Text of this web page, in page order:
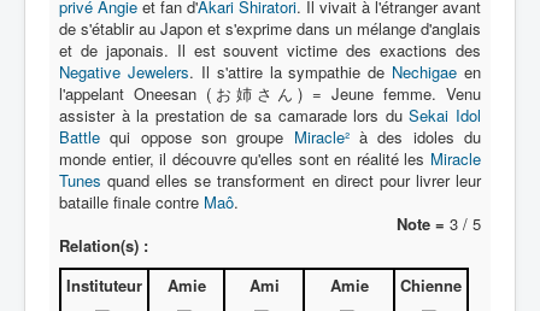
privé Angie et fan d'Akari Shiratori. Il vivait à l'étranger avant
de s'établir au Japon et s'exprime dans un mélange d'anglais
et de japonais. Il est souvent victime des exactions des
Negative Jewelers. Il s'attire la sympathie de Nechigae en
l'appelant Oneesan (お姉さん) = Jeune femme. Venu
assister à la prestation de sa camarade lors duSekai Idol
Battle qui oppose son groupe Miracle²à des idoles du
monde entier, il découvre qu'elles sont en réalité les Miracle
Tunes quand elles se transforment en direct pour livrer leur
bataille finale contre Maô.
Note = 3 / 5
Relation(s) :
Instituteur
Amie Ami Amie Chienne